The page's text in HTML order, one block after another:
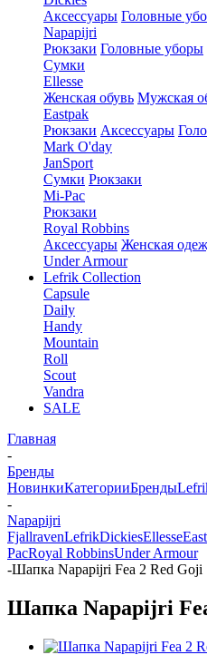
Аксессуары Головные
Napapijri
Рюкзаки Головные уборы
Сумки
Ellesse
Женская обувь Мужская
Eastpak
Рюкзаки Аксессуары
Mark O'day
JanSport
Сумки Рюкзаки
Mi-Pac
Рюкзаки
Royal Robbins
Аксессуары Женская
Under Armour
Lefrik Collection
Capsule
Daily
Handy
Mountain
Roll
Scout
Vandra
SALE
Главная
-
Бренды
НовинкиКатегорииБренды
-
Napapijri
FjallravenLefrikDickiesEllesse
PacRoyal RobbinsUnder Armour
-Шапка Napapijri Fea 2 Red Goji
Шапка Napapijri